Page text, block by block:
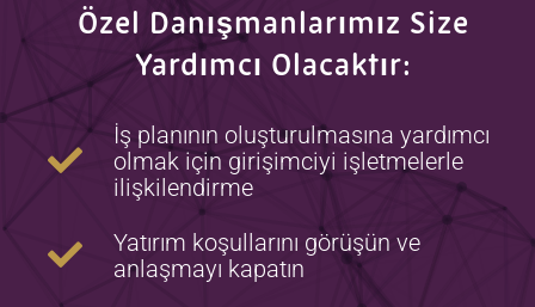
Özel Danışmanlarımız Size
Yardımcı Olacaktır:
İş planının oluşturulmasına yardımcı
olmak için girişimciyi işletmelerle
ilişkilendirme
Yatırım koşullarını görüşün ve
anlaşmayı kapatın